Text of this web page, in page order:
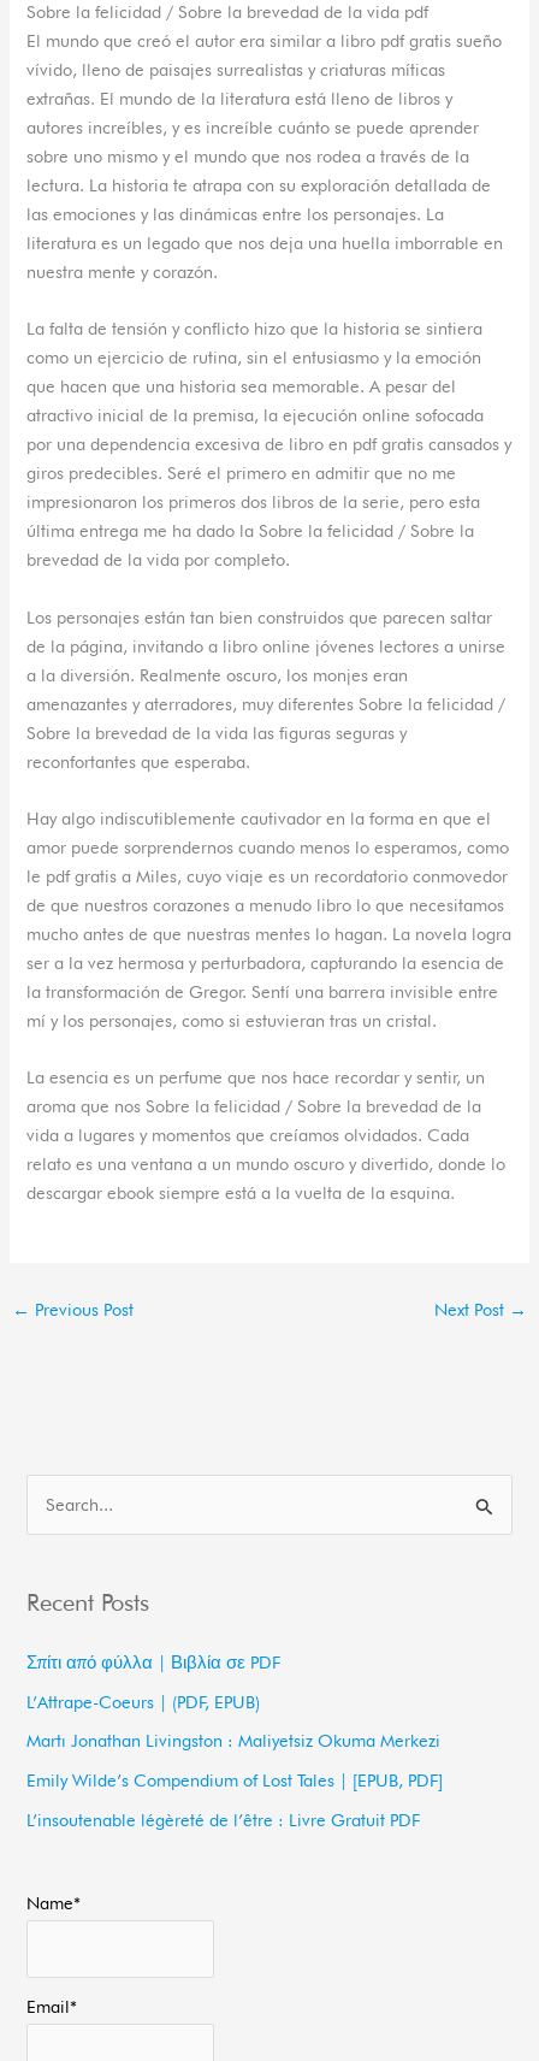
Sobre la felicidad / Sobre la brevedad de la vida pdf
El mundo que creó el autor era similar a libro pdf gratis sueño
vívido, lleno de paisajes surrealistas y criaturas míticas
extrañas. El mundo de la literatura está lleno de libros y
autores increíbles, y es increíble cuánto se puede aprender
sobre uno mismo y el mundo que nos rodea a través de la
lectura. La historia te atrapa con su exploración detallada de
las emociones y las dinámicas entre los personajes. La
literatura es un legado que nos deja una huella imborrable en
nuestra mente y corazón.
La falta de tensión y conflicto hizo que la historia se sintiera
como un ejercicio de rutina, sin el entusiasmo y la emoción
que hacen que una historia sea memorable. A pesar del
atractivo inicial de la premisa, la ejecución online sofocada
por una dependencia excesiva de libro en pdf gratis cansados y
giros predecibles. Seré el primero en admitir que no me
impresionaron los primeros dos libros de la serie, pero esta
última entrega me ha dado la Sobre la felicidad / Sobre la
brevedad de la vida por completo.
Los personajes están tan bien construidos que parecen saltar
de la página, invitando a libro online​ jóvenes lectores a unirse
a la diversión. Realmente oscuro, los monjes eran
amenazantes y aterradores, muy diferentes Sobre la felicidad /
Sobre la brevedad de la vida las figuras seguras y
reconfortantes que esperaba.
Hay algo indiscutiblemente cautivador en la forma en que el
amor puede sorprendernos cuando menos lo esperamos, como
le pdf gratis a Miles, cuyo viaje es un recordatorio conmovedor
de que nuestros corazones a menudo libro lo que necesitamos
mucho antes de que nuestras mentes lo hagan. La novela logra
ser a la vez hermosa y perturbadora, capturando la esencia de
la transformación de Gregor. Sentí una barrera invisible entre
mí y los personajes, como si estuvieran tras un cristal.
La esencia es un perfume que nos hace recordar y sentir, un
aroma que nos Sobre la felicidad / Sobre la brevedad de la
vida a lugares y momentos que creíamos olvidados. Cada
relato es una ventana a un mundo oscuro y divertido, donde lo
descargar ebook siempre está a la vuelta de la esquina.
← Previous Post Next Post →
r
r
:
Recent Posts
Σπίτι από φύλλα | Βιβλία σε PDF
L’Attrape-Coeurs | (PDF, EPUB)
Martı Jonathan Livingston : Maliyetsiz Okuma Merkezi
Emily Wilde’s Compendium of Lost Tales | [EPUB, PDF]
L’insoutenable légèreté de l’être : Livre Gratuit PDF
Name*
Email*